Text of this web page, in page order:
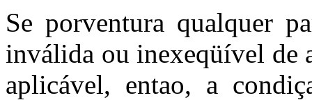
Se porventura qualquer
inválida ou inexeqüível de
aplicável, entao, a